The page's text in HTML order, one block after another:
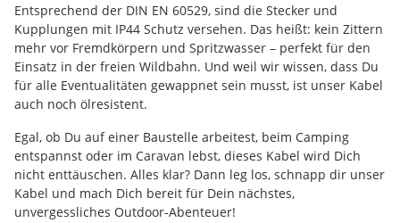
Entsprechend der DIN EN 60529, sind die Stecker und
Kupplungen mit IP44 Schutz versehen. Das heißt: kein Zittern
mehr vor Fremdkörpern und Spritzwasser – perfekt für den
Einsatz in der freien Wildbahn. Und weil wir wissen, dass Du
für alle Eventualitäten gewappnet sein musst, ist unser Kabel
auch noch ölresistent.
Egal, ob Du auf einer Baustelle arbeitest, beim Camping
entspannst oder im Caravan lebst, dieses Kabel wird Dich
nicht enttäuschen. Alles klar? Dann leg los, schnapp dir unser
Kabel und mach Dich bereit für Dein nächstes,
unvergessliches Outdoor-Abenteuer!